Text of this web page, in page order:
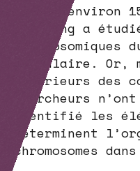
Il y a environ
Flemming a
cellulaire. Or,
ultérieurs des
chercheurs
identifié les
déterminent
chromosomes